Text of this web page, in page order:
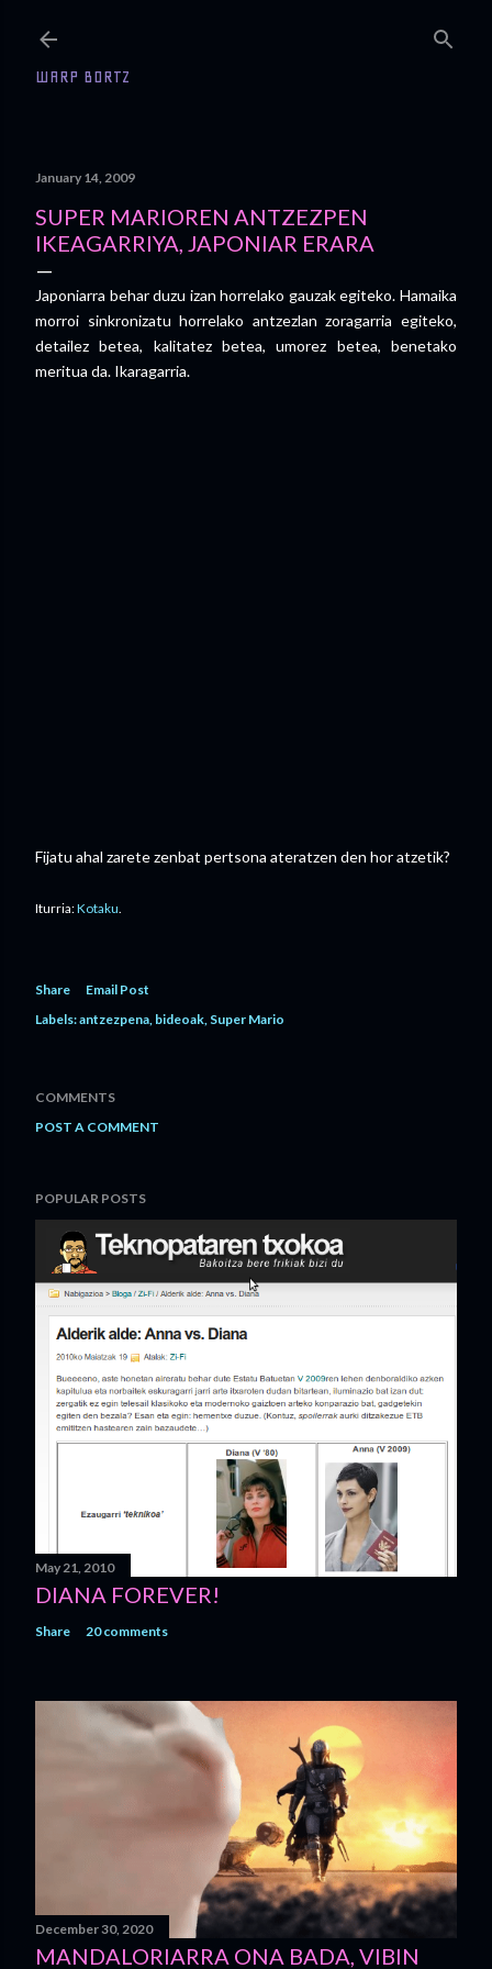
WARP BORTZ
January 14, 2009
SUPER MARIOREN ANTZEZPEN
IKEAGARRIYA, JAPONIAR ERARA
Japoniarra behar duzu izan horrelako gauzak egiteko. Hamaika
morroi sinkronizatu horrelako antzezlan zoragarria egiteko,
detailez betea, kalitatez betea, umorez betea, benetako
meritua da. Ikaragarria.
Fijatu ahal zarete zenbat pertsona ateratzen den hor atzetik?
Iturria:Kotaku.
Share
Email Post
Labels:antzezpena bideoak Super Mario
COMMENTS
POST A COMMENT
POPULAR POSTS
May 21, 2010
DIANA FOREVER!
Share 20 comments
December 30, 2020
MANDALORIARRA ONA BADA, VIBIN